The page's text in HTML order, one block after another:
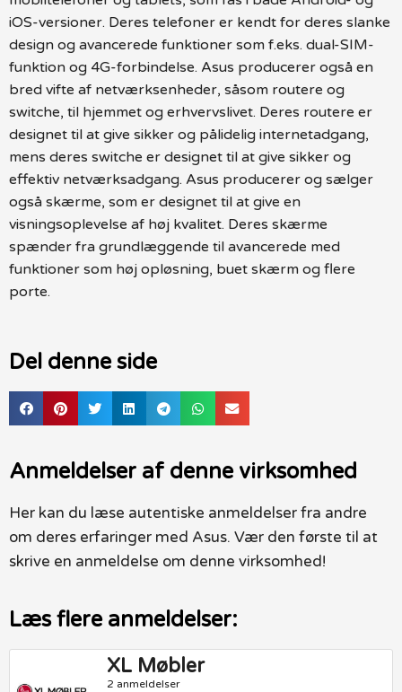
iOS-versioner. Deres telefoner er kendt for deres slanke
design og avancerede funktioner som f.eks. dual-SIM-
funktion og 4G-forbindelse. Asus producerer også en
bred vifte af netværksenheder, såsom routere og
switche, til hjemmet og erhvervslivet. Deres routere er
designet til at give sikker og pålidelig internetadgang,
mens deres switche er designet til at give sikker og
effektiv netværksadgang. Asus producerer og sælger
også skærme, som er designet til at give en
visningsoplevelse af høj kvalitet. Deres skærme
spænder fra grundlæggende til avancerede med
funktioner som høj opløsning, buet skærm og flere
porte.
Del denne side
Anmeldelser af denne virksomhed
Her kan du læse autentiske anmeldelser fra andre
om deres erfaringer med Asus. Vær den første til at
skrive en anmeldelse om denne virksomhed!
Læs flere anmeldelser:
XL Møbler
2 anmeldelser